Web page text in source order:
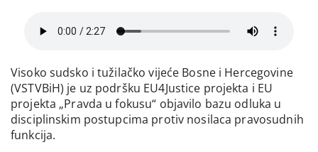
Visoko sudsko i tužilačko vijeće Bosne i Hercegovine
(VSTVBiH) je uz podršku EU4Justice projekta i EU
projekta „Pravda u fokusu“ objavilo bazu odluka u
disciplinskim postupcima protiv nosilaca pravosudnih
funkcija.